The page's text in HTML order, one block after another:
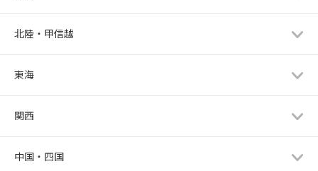
北陸・甲信越
東海
関西
中国・四国